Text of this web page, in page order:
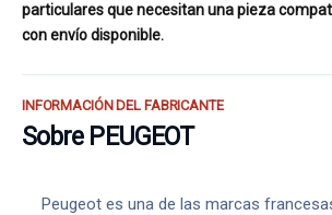
particulares que necesitan una pieza
con envío disponible.
INFORMACIÓN DEL FABRICANTE
Sobre PEUGEOT
Peugeot es una de las marcas